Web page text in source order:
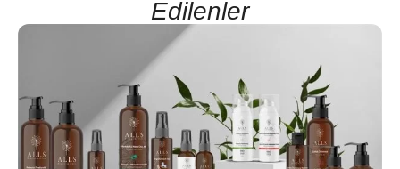
Edilenler